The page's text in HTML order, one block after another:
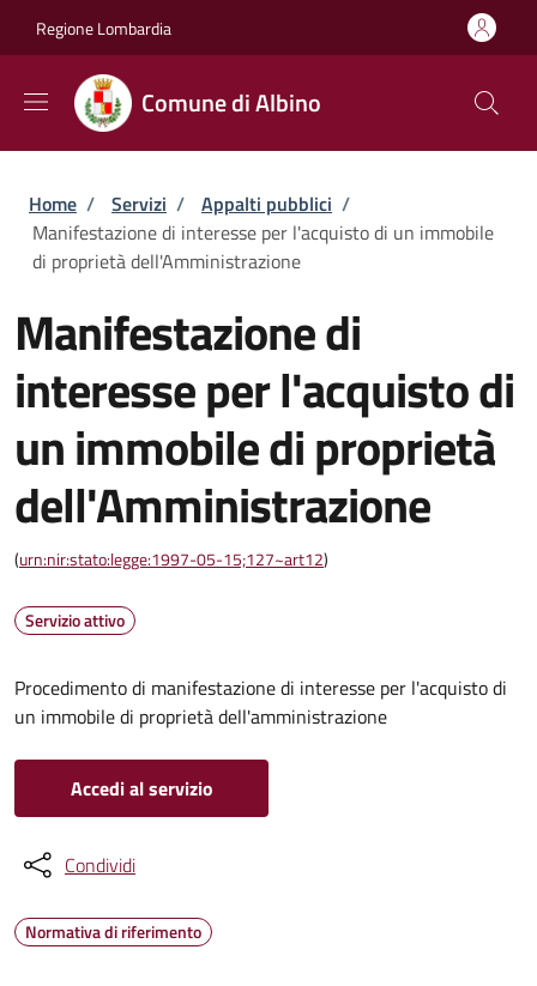
Regione Lombardia
Comune di Albino
Briciole di pane
Home / Servizi / Appalti pubblici /
Manifestazione di interesse per l'acquisto di un immobile
di proprietà dell'Amministrazione
Manifestazione di
interesse per l'acquisto di
un immobile di proprietà
dell'Amministrazione
(urn:nir:stato:legge:1997-05-15;127~art12)
Servizio attivo
Procedimento di manifestazione di interesse per l'acquisto di
un immobile di proprietà dell'amministrazione
Accedi al servizio
Condividi
Normativa di riferimento